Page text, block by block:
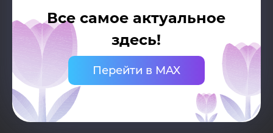
Все самое актуальное
здесь!
Перейти в MAX
Автор: Филатова Александра, студентка 2
курса направления подготовки
«Журналистика»